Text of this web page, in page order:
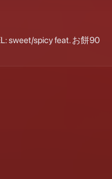
sweet/spicy feat. お餅90